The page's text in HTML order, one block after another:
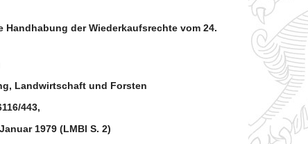
der Wiederkaufsrechte vom 24.
Landwirtschaft und Forsten
443,
1979 (LMBl S. 2)